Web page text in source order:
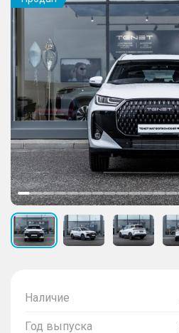
Наличие
Год выпуска